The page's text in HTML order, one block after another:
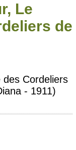
Le
de
des Cordeliers
- 1911)